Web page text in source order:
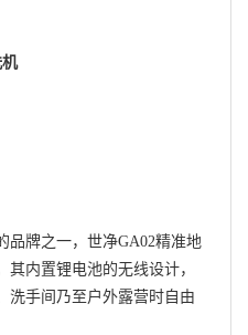
品牌之一，世净GA02精准地
内置锂电池的无线设计，
洗手间乃至户外露营时自由